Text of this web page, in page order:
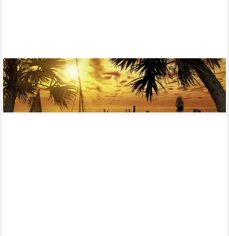
KOMAR
Fototapete Komar Fototapete Treasure Island 368 x 254 cm
63,29 €
lieferbar - in 3-4 Werktagen bei dir